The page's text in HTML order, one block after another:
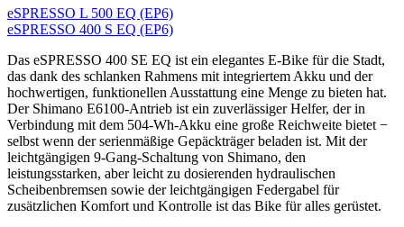
eSPRESSO L 500 EQ (EP6)
eSPRESSO 400 S EQ (EP6)
Das eSPRESSO 400 SE EQ ist ein elegantes E-Bike für die Stadt,
das dank des schlanken Rahmens mit integriertem Akku und der
hochwertigen, funktionellen Ausstattung eine Menge zu bieten hat.
Der Shimano E6100-Antrieb ist ein zuverlässiger Helfer, der in
Verbindung mit dem 504-Wh-Akku eine große Reichweite bietet −
selbst wenn der serienmäßige Gepäckträger beladen ist. Mit der
leichtgängigen 9-Gang-Schaltung von Shimano, den
leistungsstarken, aber leicht zu dosierenden hydraulischen
Scheibenbremsen sowie der leichtgängigen Federgabel für
zusätzlichen Komfort und Kontrolle ist das Bike für alles gerüstet.